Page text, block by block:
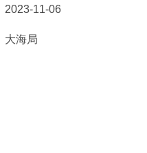
2023-11-06
大海局